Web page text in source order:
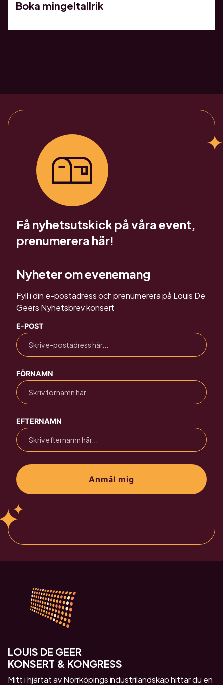
Boka mingeltallrik
Få nyhetsutskick på våra event,
prenumerera här!
Nyheter om evenemang
Fyll i din e-postadress och prenumerera på Louis De
Geers Nyhetsbrev konsert
E-POST
FÖRNAMN
EFTERNAMN
Anmäl mig
LOUIS DE GEER
KONSERT & KONGRESS
Mitt i hjärtat av Norrköpings industrilandskap hittar du en